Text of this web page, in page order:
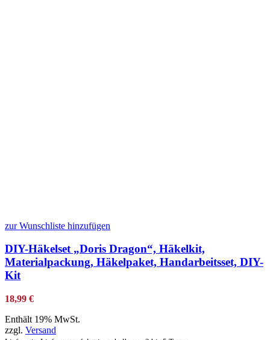
zur Wunschliste hinzufügen
DIY-Häkelset „Doris Dragon“, Häkelkit,
Materialpackung, Häkelpaket, Handarbeitsset, DIY-
Kit
18,99 €
Enthält 19% MwSt.
zzgl. Versand